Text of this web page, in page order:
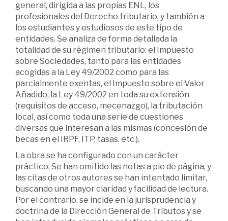
general, dirigida a las propias ENL, los
profesionales del Derecho tributario, y también a
los estudiantes y estudiosos de este tipo de
entidades. Se analiza de forma detallada la
totalidad de su régimen tributario: el Impuesto
sobre Sociedades, tanto para las entidades
acogidas a la Ley 49/2002 como para las
parcialmente exentas, el Impuesto sobre el Valor
Añadido, la Ley 49/2002 en toda su extensión
(requisitos de acceso, mecenazgo), la tributación
local, así como toda una serie de cuestiones
diversas que interesan a las mismas (concesión de
becas en el IRPF, ITP, tasas, etc.).
La obra se ha configurado con un carácter
práctico. Se han omitido las notas a pie de página, y
las citas de otros autores se han intentado limitar,
buscando una mayor claridad y facilidad de lectura.
Por el contrario, se incide en la jurisprudencia y
doctrina de la Dirección General de Tributos y se